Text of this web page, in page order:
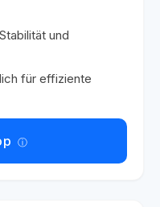
und
für effiziente